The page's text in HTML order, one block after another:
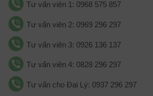
Tư vấn viên 1: 0968 575 857
Tư vấn viên 2: 0969 296 297
Tư vấn viên 3: 0926 136 137
Tư vấn viên 4: 0828 296 297
Tư vấn cho Đại Lý: 0937 296 297